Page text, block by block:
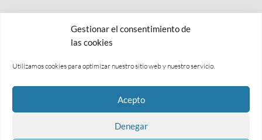
Gestionar el consentimiento de
las cookies
Utilizamos cookies para optimizar nuestro sitio web y nuestro servicio.
Acepto
Denegar
Política de privacidad y aviso legal
Términos y condiciones
Política de cookies